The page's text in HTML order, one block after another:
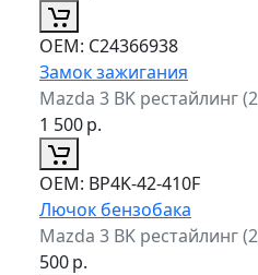
ОЕМ: C24366938
Замок зажигания
Mazda 3 BK рестайлинг
1 500р.
ОЕМ: BP4K-42-410F
Лючок бензобака
Mazda 3 BK рестайлинг
500р.